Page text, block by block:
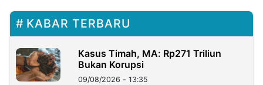
KABAR TERBARU
Kasus Timah, MA: Rp271 Triliun
Bukan Korupsi
09/08/2026 - 13:35